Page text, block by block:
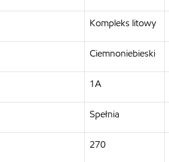
Kompleks litowy
Ciemnoniebieski
1A
Spełnia
270